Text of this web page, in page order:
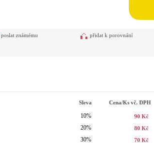
poslat známému přidat k porovnání
Sleva Cena/ks vč. DPH
10% 90 Kč
20% 80 Kč
30% 70 Kč